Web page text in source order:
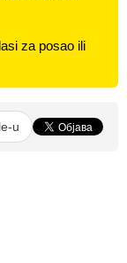
za posao ili
u